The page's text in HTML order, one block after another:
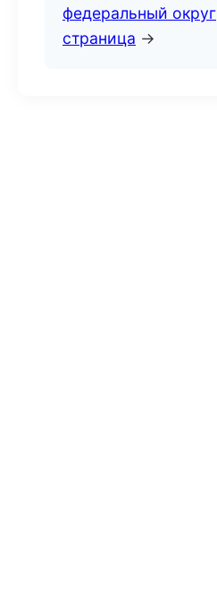
федеральный округ
страница →